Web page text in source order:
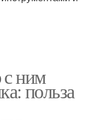
ним
польза